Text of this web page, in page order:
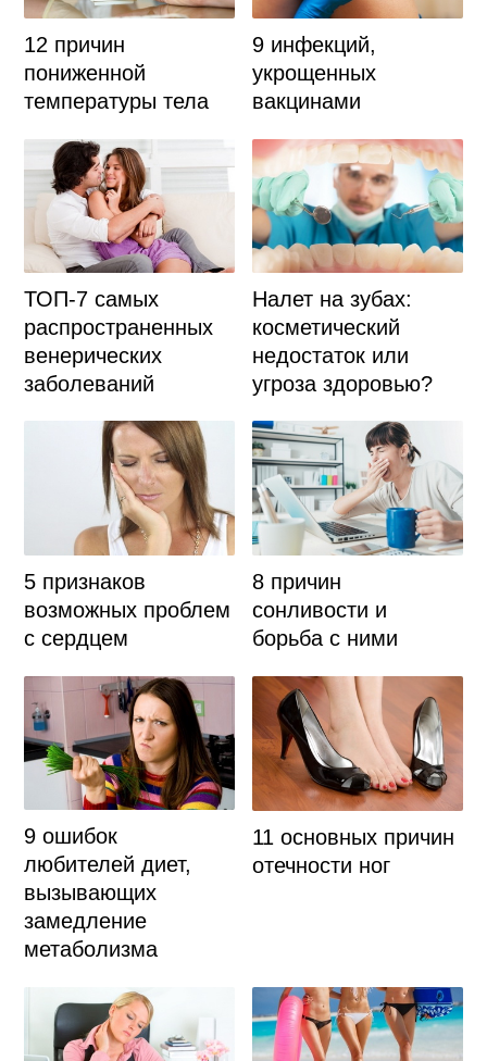
12 причин
пониженной
температуры тела
9 инфекций,
укрощенных
вакцинами
ТОП-7 самых
распространенных
венерических
заболеваний
Налет на зубах:
косметический
недостаток или
угроза здоровью?
5 признаков
возможных проблем
с сердцем
8 причин
сонливости и
борьба с ними
9 ошибок
любителей диет,
вызывающих
замедление
метаболизма
11 основных причин
отечности ног